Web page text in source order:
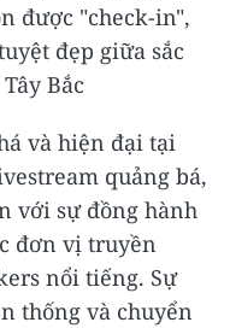
được "check-in",
đẹp giữa sắc
Bắc
và hiện đại tại
quảng bá,
với sự đồng hành
đơn vị truyền
nổi tiếng. Sự
thống và chuyển